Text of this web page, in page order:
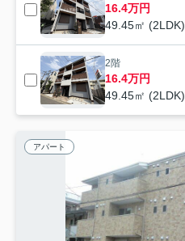
16.4万円
49.45㎡ (2LDK)
2階
16.4万円
49.45㎡ (2LDK)
アパート